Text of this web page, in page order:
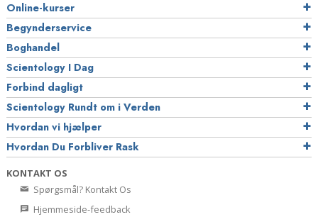
Online-kurser
Begynderservice
Boghandel
Scientology I Dag
Forbind dagligt
Scientology Rundt om i Verden
Hvordan vi hjælper
Hvordan Du Forbliver Rask
KONTAKT OS
Spørgsmål? Kontakt Os
Hjemmeside-feedback